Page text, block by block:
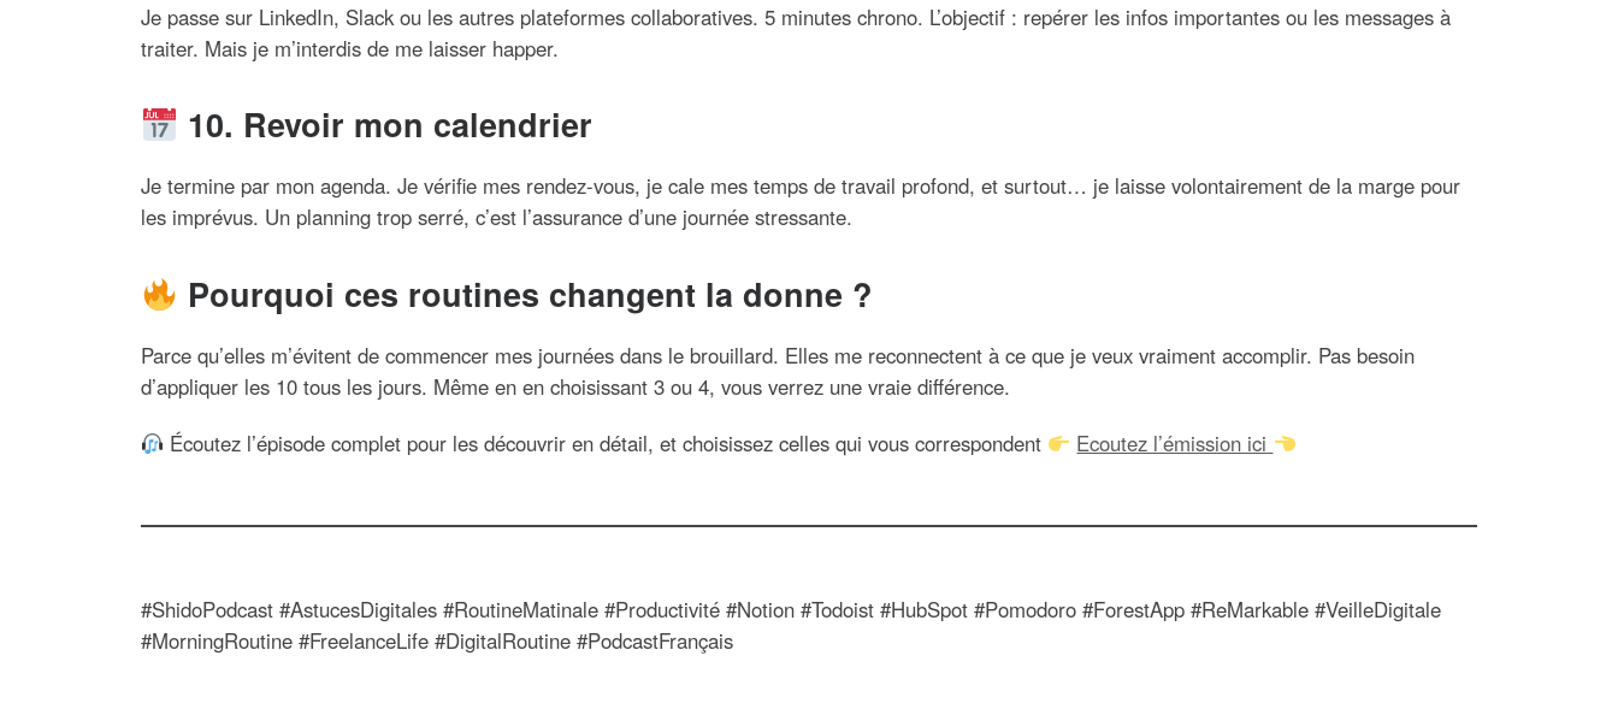
Je passe sur LinkedIn, Slack ou les autres plateformes collaboratives. 5 minutes chrono. L’objectif : repérer les infos importantes ou les messages à
traiter. Mais je m’interdis de me laisser happer.
10. Revoir mon calendrier
Je termine par mon agenda. Je vérifie mes rendez-vous, je cale mes temps de travail profond, et surtout… je laisse volontairement de la marge pour
les imprévus. Un planning trop serré, c’est l’assurance d’une journée stressante.
Pourquoi ces routines changent la donne ?
Parce qu’elles m’évitent de commencer mes journées dans le brouillard. Elles me reconnectent à ce que je veux vraiment accomplir. Pas besoin
d’appliquer les 10 tous les jours. Même en en choisissant 3 ou 4, vous verrez une vraie différence.
Écoutez l’épisode complet pour les découvrir en détail, et choisissez celles qui vous correspondent
Ecoutez l’émission ici
#ShidoPodcast #AstucesDigitales #RoutineMatinale #Productivité #Notion #Todoist #HubSpot #Pomodoro #ForestApp #ReMarkable #VeilleDigitale
#MorningRoutine #FreelanceLife #DigitalRoutine #PodcastFrançais